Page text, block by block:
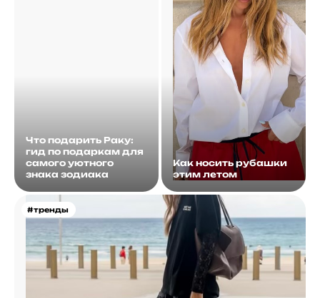
Что подарить Раку:
гид по подаркам для
самого уютного
знака зодиака
Как носить рубашки
этим летом
#тренды